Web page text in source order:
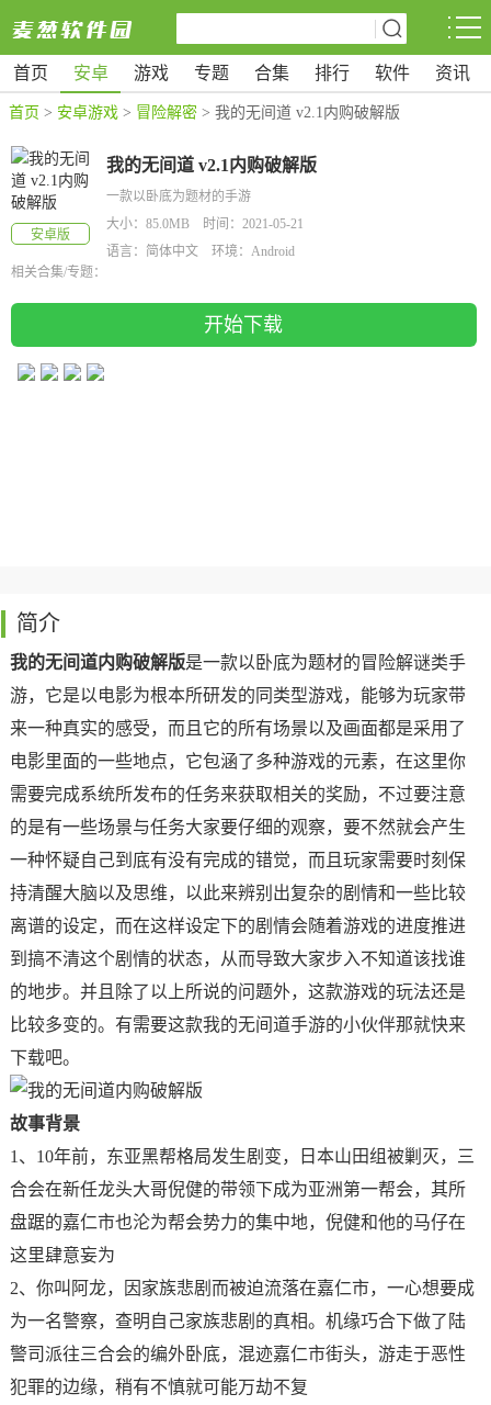
首页 安卓 游戏 专题 合集 排行 软件 资讯
首页 > 安卓游戏 > 冒险解密 > 我的无间道 v2.1内购破解版
安卓版
我的无间道 v2.1内购破解版
一款以卧底为题材的手游
大小：85.0MB 时间：2021-05-21
语言：简体中文 环境：Android
相关合集/专题：
开始下载
简介
我的无间道内购破解版是一款以卧底为题材的冒险解谜类手
游，它是以电影为根本所研发的同类型游戏，能够为玩家带
来一种真实的感受，而且它的所有场景以及画面都是采用了
电影里面的一些地点，它包涵了多种游戏的元素，在这里你
需要完成系统所发布的任务来获取相关的奖励，不过要注意
的是有一些场景与任务大家要仔细的观察，要不然就会产生
一种怀疑自己到底有没有完成的错觉，而且玩家需要时刻保
持清醒大脑以及思维，以此来辨别出复杂的剧情和一些比较
离谱的设定，而在这样设定下的剧情会随着游戏的进度推进
到搞不清这个剧情的状态，从而导致大家步入不知道该找谁
的地步。并且除了以上所说的问题外，这款游戏的玩法还是
比较多变的。有需要这款我的无间道手游的小伙伴那就快来
下载吧。
故事背景
1、10年前，东亚黑帮格局发生剧变，日本山田组被剿灭，三
合会在新任龙头大哥倪健的带领下成为亚洲第一帮会，其所
盘踞的嘉仁市也沦为帮会势力的集中地，倪健和他的马仔在
这里肆意妄为
2、你叫阿龙，因家族悲剧而被迫流落在嘉仁市，一心想要成
为一名警察，查明自己家族悲剧的真相。机缘巧合下做了陆
警司派往三合会的编外卧底，混迹嘉仁市街头，游走于恶性
犯罪的边缘，稍有不慎就可能万劫不复